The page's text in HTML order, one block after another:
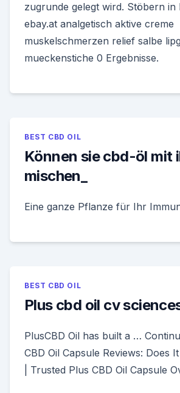
zugrunde gelegt wird. Stöbern in
ebay.at analgetisch aktive creme
muskelschmerzen relief salbe
mueckenstiche 0 Ergebnisse.
BEST CBD OIL
Können sie cbd-öl mit
mischen_
Eine ganze Pflanze für Ihr
BEST CBD OIL
Plus cbd oil cv
PlusCBD Oil has built a …
CBD Oil Capsule Reviews: Does
| Trusted Plus CBD Oil Capsule